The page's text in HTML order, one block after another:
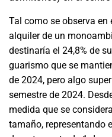
Tal como se observa
alquiler de un
destinaría el 24,8% de
guarismo que se
de 2024, pero algo
semestre de 2024.
medida que se
tamaño, representando